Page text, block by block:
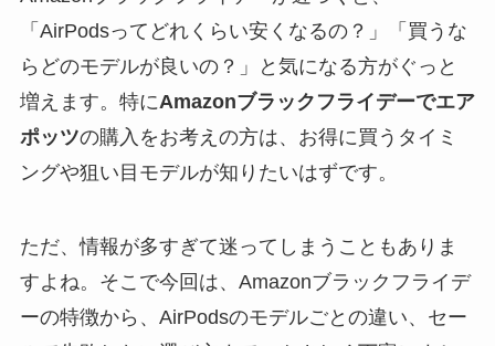
「AirPodsってどれくらい安くなるの？」「買うな
らどのモデルが良いの？」と気になる方がぐっと
増えます。特にAmazonブラックフライデーでエア
ポッツの購入をお考えの方は、お得に買うタイミ
ングや狙い目モデルが知りたいはずです。
ただ、情報が多すぎて迷ってしまうこともありま
すよね。そこで今回は、Amazonブラックフライデ
ーの特徴から、AirPodsのモデルごとの違い、セー